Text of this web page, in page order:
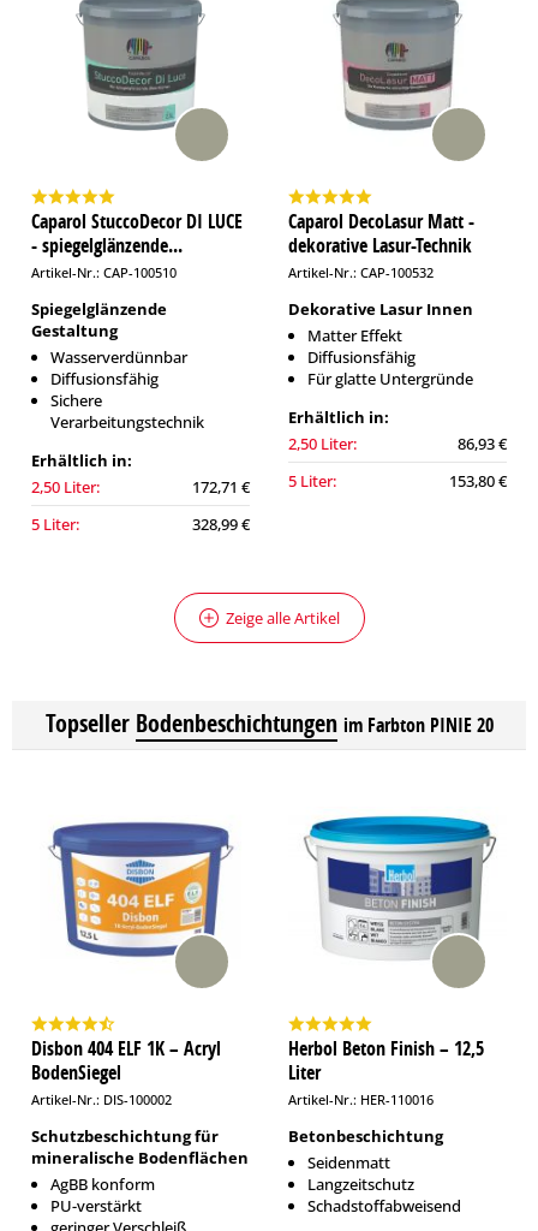
Caparol StuccoDecor DI LUCE
- spiegelglänzende...
Artikel-Nr.: CAP-100510
Spiegelglänzende
Gestaltung
Wasserverdünnbar
Diffusionsfähig
Sichere
Verarbeitungstechnik
Erhältlich in:
2,50 Liter:
172,71 €
5 Liter:
328,99 €
Caparol DecoLasur Matt -
dekorative Lasur-Technik
Artikel-Nr.: CAP-100532
Dekorative Lasur Innen
Matter Effekt
Diffusionsfähig
Für glatte Untergründe
Erhältlich in:
2,50 Liter:
86,93 €
5 Liter:
153,80 €
Zeige alle Artikel
Topseller Bodenbeschichtungen im Farbton PINIE 20
Disbon 404 ELF 1K – Acryl
BodenSiegel
Artikel-Nr.: DIS-100002
Schutzbeschichtung für
mineralische Bodenflächen
AgBB konform
PU-verstärkt
Herbol Beton Finish – 12,5
Liter
Artikel-Nr.: HER-110016
Betonbeschichtung
Seidenmatt
Langzeitschutz
Schadstoffabweisend